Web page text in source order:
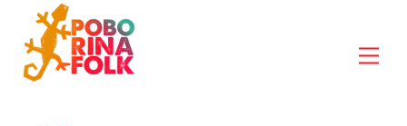
content